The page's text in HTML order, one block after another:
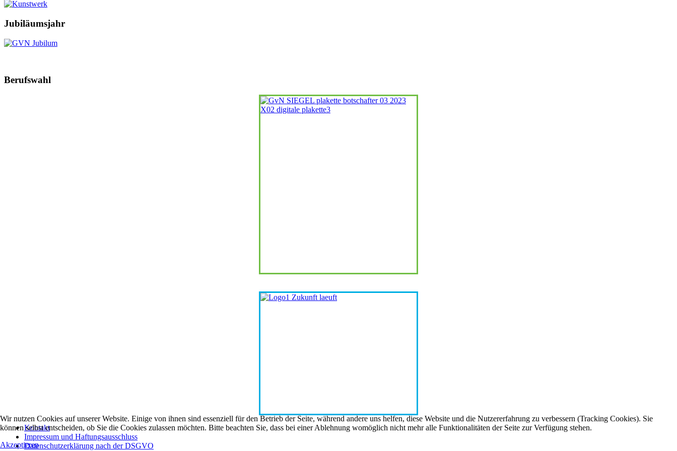
Jubiläumsjahr
Berufswahl
Kontakt
Impressum und Haftungsausschluss
Datenschutzerklärung nach der DSGVO
Wir nutzen Cookies auf unserer Website. Einige von ihnen sind essenziell für den Betrieb der Seite, während andere uns helfen, diese Website und die Nutzererfahrung zu verbessern (Tracking Cookies). Sie
können selbst entscheiden, ob Sie die Cookies zulassen möchten. Bitte beachten Sie, dass bei einer Ablehnung womöglich nicht mehr alle Funktionalitäten der Seite zur Verfügung stehen.
Akzeptieren